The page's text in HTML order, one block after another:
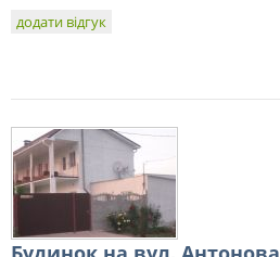
додати відгук